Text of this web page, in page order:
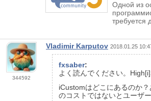
Одной из
требуется
344592
Vladimir Karputov 2018.01.25
fxsaber:
よく読んでください。
iCustomはどこにあるのか
のコストではないとユーザ